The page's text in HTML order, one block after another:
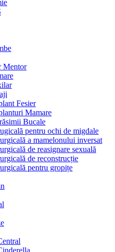
Mentor
Fesier
Mamare
Bucale
pentru ochi de migdale
a mamelonului inversat
de reasignare sexuală
de reconstrucție
pentru gropițe